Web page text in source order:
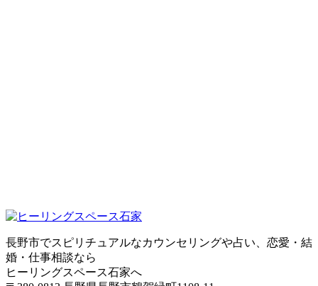
長野市でスピリチュアルなカウンセリングや占い、恋愛・結
婚・仕事相談なら
ヒーリングスペース石家へ